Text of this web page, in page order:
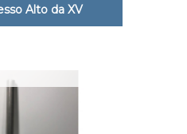
Alto da XV